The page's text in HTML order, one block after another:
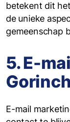
betekent dit
de unieke
gemeenschap
5. E-
E-mail